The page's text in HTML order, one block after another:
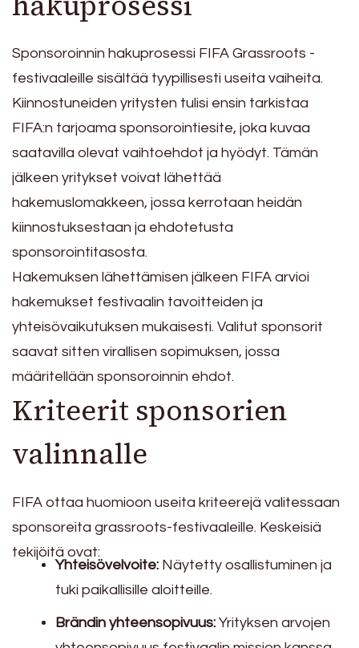
Sponsoroinnin hakuprosessi FIFA Grassroots -
festivaaleille sisältää tyypillisesti useita vaiheita.
Kiinnostuneiden yritysten tulisi ensin tarkistaa
FIFA:n tarjoama sponsorointiesite, joka kuvaa
saatavilla olevat vaihtoehdot ja hyödyt. Tämän
jälkeen yritykset voivat lähettää
hakemuslomakkeen, jossa kerrotaan heidän
kiinnostuksestaan ja ehdotetusta
sponsorointitasosta.
Hakemuksen lähettämisen jälkeen FIFA arvioi
hakemukset festivaalin tavoitteiden ja
yhteisövaikutuksen mukaisesti. Valitut sponsorit
saavat sitten virallisen sopimuksen, jossa
määritellään sponsoroinnin ehdot.
Kriteerit sponsorien
valinnalle
FIFA ottaa huomioon useita kriteerejä valitessaan
sponsoreita grassroots-festivaaleille. Keskeisiä
tekijöitä ovat:
Yhteisövelvoite: Näytetty osallistuminen ja
tuki paikallisille aloitteille.
Brändin yhteensopivuus: Yrityksen arvojen